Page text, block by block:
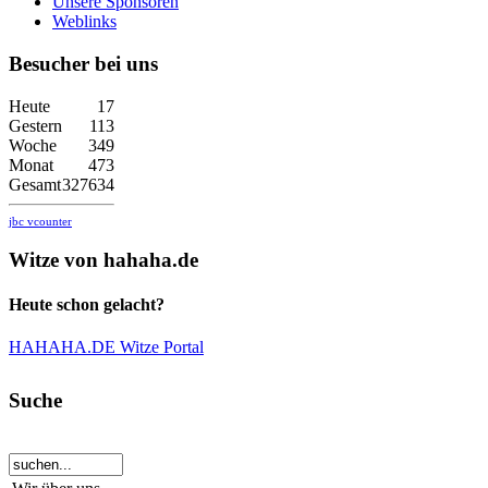
Weblinks
Besucher bei uns
Heute
17
Gestern
113
Woche
349
Monat
473
Gesamt327634
jbc vcounter
Witze von hahaha.de
Heute schon gelacht?
HAHAHA.DE Witze Portal
Suche